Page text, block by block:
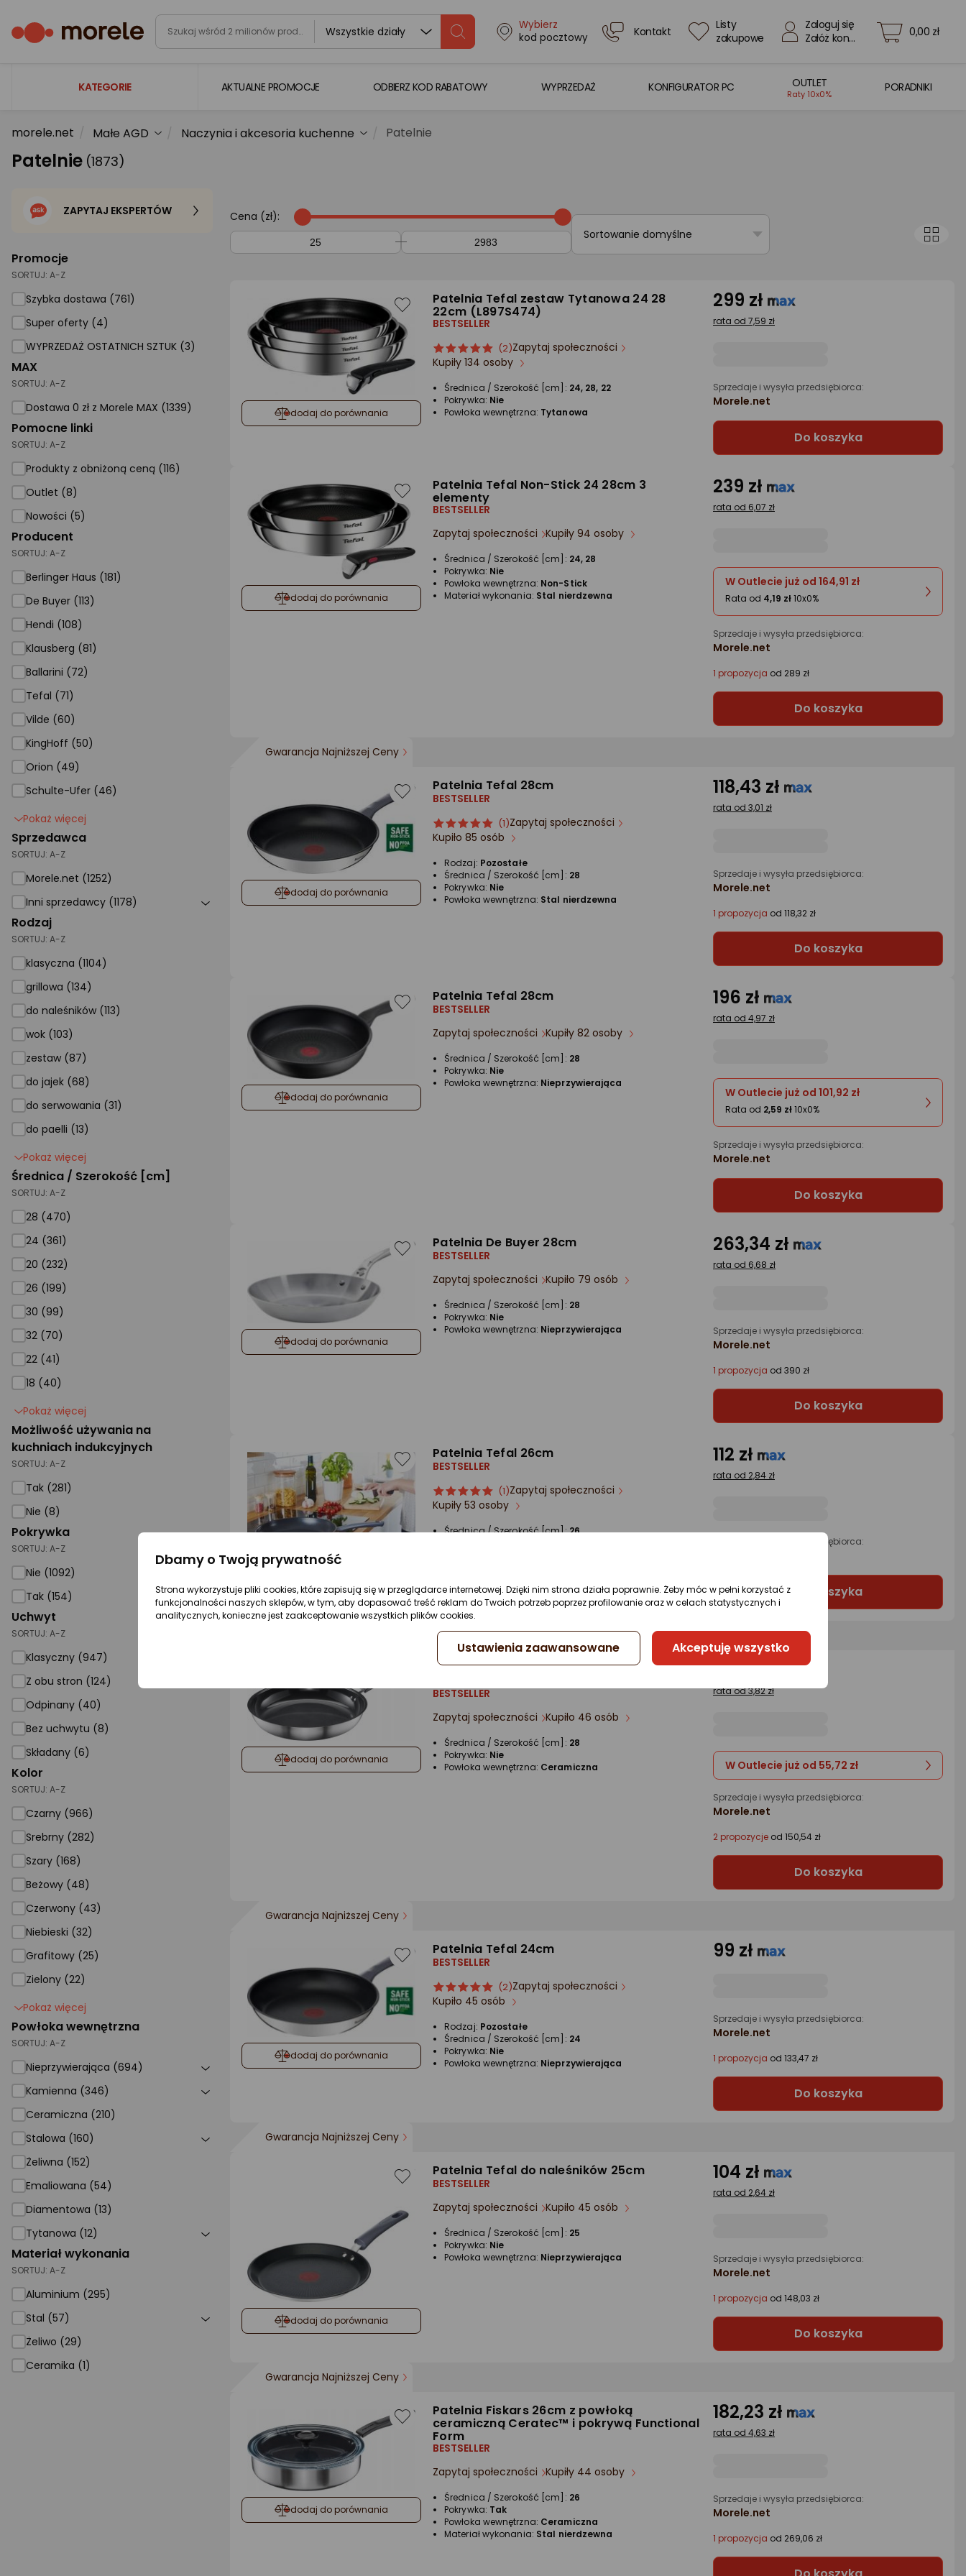
Wszystkie działy
Wybierz
kod pocztowy
Kontakt
Listy
zakupowe
Zaloguj się
Załóż konto
0,00 zł
KATEGORIE
Laptopy
Komputery
Gaming
Telewizory i audio
Foto i kamery
AGD duże
AGD małe
Dom i ogród
Biuro i firma
Sport i turystyka
Supermarket
Strefa marek
AKTUALNE PROMOCJE ODBIERZ KOD RABATOWY WYPRZEDAŻ KONFIGURATOR PC OUTLET
Raty 10x0%
PORADNIKI
morele.net Małe AGD Naczynia i akcesoria kuchenne Patelnie
Patelnie (1873)
Promocje
SORTUJ: A-Z
Szybka dostawa (761)
Super oferty (4)
WYPRZEDAŻ OSTATNICH SZTUK (3)
MAX
SORTUJ: A-Z
Dostawa 0 zł z Morele MAX (1339)
Pomocne linki
SORTUJ: A-Z
Produkty z obniżoną ceną (116)
Outlet (8)
Nowości (5)
Producent
SORTUJ: A-Z
Berlinger Haus
Berlinger Haus (181)
De Buyer
De Buyer (113)
HendiHendi (108)
Klausberg (81)
Ballarini
Ballarini (72)
TefalTefal (71)
Vilde (60)
KingHoff
KingHoff (50)
Orion (49)
Schulte-Ufer (46)
Pokaż więcej
Sprzedawca
SORTUJ: A-Z
Morele.net (1252)
Inni sprzedawcy (1178)
Rodzaj
SORTUJ: A-Z
klasyczna (1104)
grillowa
grillowa (134)
do naleśników
do naleśników (113)
wokwok (103)
zestaw
zestaw (87)
do jajek
do jajek (68)
do serwowania (31)
do paelli (13)
Pokaż więcej
Średnica / Szerokość [cm]
SORTUJ: A-Z
28 28 (470)
24 (361)
20 (232)
26 (199)
30 (99)
32 (70)
22 (41)
18 (40)
Pokaż więcej
Możliwość używania na
kuchniach indukcyjnych
SORTUJ: A-Z
Tak (281)
Nie (8)
Pokrywka
SORTUJ: A-Z
Nie (1092)
Tak (154)
Uchwyt
SORTUJ: A-Z
Klasyczny (947)
Z obu stron (124)
Odpinany (40)
Bez uchwytu (8)
Składany (6)
Kolor
SORTUJ: A-Z
Czarny (966)
Srebrny (282)
Szary (168)
Beżowy (48)
Czerwony (43)
Niebieski (32)
Grafitowy (25)
Zielony (22)
Pokaż więcej
Powłoka wewnętrzna
SORTUJ: A-Z
Nieprzywierająca
Nieprzywierająca (694)
Kamienna
Kamienna (346)
Ceramiczna
Ceramiczna (210)
Stalowa
Stalowa (160)
Żeliwna
Żeliwna (152)
Emaliowana (54)
Diamentowa (13)
Tytanowa
Tytanowa (12)
Materiał wykonania
SORTUJ: A-Z
Aluminium (295)
Stal (57)
Żeliwo (29)
Ceramika (1)
ZAPYTAJ EKSPERTÓW
Cena (zł):
Sortowanie domyślne
dodaj do porównania
Patelnia Tefal zestaw Tytanowa 24 28
22cm (L897S474)
BESTSELLER
ocena
produktu
gwiazdki
Ocena
produktu
(2)Zapytaj społeczności
Kupiły 134 osoby
Średnica / Szerokość [cm]: 24, 28, 22
Pokrywka: Nie
Powłoka wewnętrzna: Tytanowa
299 zł
rata od 7,59 zł
Sprzedaje i wysyła przedsiębiorca:
Morele.net
Do koszyka
dodaj do porównania
Patelnia Tefal Non-Stick 24 28cm 3
elementy
BESTSELLER
Zapytaj społeczności Kupiły 94 osoby
Średnica / Szerokość [cm]: 24, 28
Pokrywka: Nie
Powłoka wewnętrzna: Non-Stick
Materiał wykonania: Stal nierdzewna
239 zł
rata od 6,07 zł
W Outlecie już od 164,91 zł
Rata od 4,19 zł10x0%
Sprzedaje i wysyła przedsiębiorca:
Morele.net
1 propozycja od 289 zł
Do koszyka
Gwarancja Najniższej Ceny
dodaj do porównania
Patelnia Tefal 28cm
BESTSELLER
ocena
produktu
gwiazdki
Ocena
produktu
(1)Zapytaj społeczności
Kupiło 85 osób
Rodzaj: Pozostałe
Średnica / Szerokość [cm]: 28
Pokrywka: Nie
Powłoka wewnętrzna: Stal nierdzewna
118,43 zł
rata od 3,01 zł
Sprzedaje i wysyła przedsiębiorca:
Morele.net
1 propozycja od 118,32 zł
Do koszyka
dodaj do porównania
Patelnia Tefal 28cm
BESTSELLER
Zapytaj społeczności Kupiły 82 osoby
Średnica / Szerokość [cm]: 28
Pokrywka: Nie
Powłoka wewnętrzna: Nieprzywierająca
196 zł
rata od 4,97 zł
W Outlecie już od 101,92 zł
Rata od 2,59 zł10x0%
Sprzedaje i wysyła przedsiębiorca:
Morele.net
Do koszyka
dodaj do porównania
Patelnia De Buyer 28cm
BESTSELLER
Zapytaj społeczności Kupiło 79 osób
Średnica / Szerokość [cm]: 28
Pokrywka: Nie
Powłoka wewnętrzna: Nieprzywierająca
263,34 zł
rata od 6,68 zł
Sprzedaje i wysyła przedsiębiorca:
Morele.net
1 propozycja od 390 zł
Do koszyka
Patelnia Tefal 26cm
BESTSELLER
ocena
produktu
gwiazdki
Ocena
produktu
(1)Zapytaj społeczności
Kupiły 53 osoby
Średnica / Szerokość [cm]:26
112 zł
rata od 2,84 zł
Sprzedaje i wysyła przedsiębiorca:
Do koszyka
dodaj do porównania
Patelnia Fiskars z powłoką ceramiczną
BESTSELLER
Zapytaj społeczności Kupiło 46 osób
Średnica / Szerokość [cm]: 28
Pokrywka: Nie
Powłoka wewnętrzna: Ceramiczna
150,58 zł
rata od 3,82 zł
W Outlecie już od 55,72 zł
Sprzedaje i wysyła przedsiębiorca:
Morele.net
2 propozycje od 150,54 zł
Do koszyka
Gwarancja Najniższej Ceny
dodaj do porównania
Patelnia Tefal 24cm
BESTSELLER
ocena
produktu
gwiazdki
Ocena
produktu
(2)Zapytaj społeczności
Kupiło 45 osób
Rodzaj: Pozostałe
Średnica / Szerokość [cm]: 24
Pokrywka: Nie
Powłoka wewnętrzna: Nieprzywierająca
99 zł
Sprzedaje i wysyła przedsiębiorca:
Morele.net
1 propozycja od 133,47 zł
Do koszyka
Gwarancja Najniższej Ceny
dodaj do porównania
Patelnia Tefal do naleśników 25cm
BESTSELLER
Zapytaj społeczności Kupiło 45 osób
Średnica / Szerokość [cm]: 25
Pokrywka: Nie
Powłoka wewnętrzna: Nieprzywierająca
104 zł
rata od 2,64 zł
Sprzedaje i wysyła przedsiębiorca:
Morele.net
1 propozycja od 148,03 zł
Do koszyka
Gwarancja Najniższej Ceny
dodaj do porównania
Patelnia Fiskars 26cm z powłoką
ceramiczną Ceratec™ i pokrywą Functional
Form
BESTSELLER
Zapytaj społeczności Kupiły 44 osoby
Średnica / Szerokość [cm]: 26
Pokrywka: Tak
Powłoka wewnętrzna: Ceramiczna
Materiał wykonania: Stal nierdzewna
182,23 zł
rata od 4,63 zł
Sprzedaje i wysyła przedsiębiorca:
Morele.net
1 propozycja od 269,06 zł
Dbamy o Twoją prywatność
Strona wykorzystuje pliki cookies, które zapisują się w przeglądarce internetowej. Dzięki nim strona działa poprawnie. Żeby móc w pełni korzystać z
funkcjonalności naszych sklepów, w tym, aby dopasować treść reklam do Twoich potrzeb poprzez profilowanie oraz w celach statystycznych i
analitycznych, konieczne jest zaakceptowanie wszystkich plików cookies.
Ustawienia zaawansowane Akceptuję wszystko